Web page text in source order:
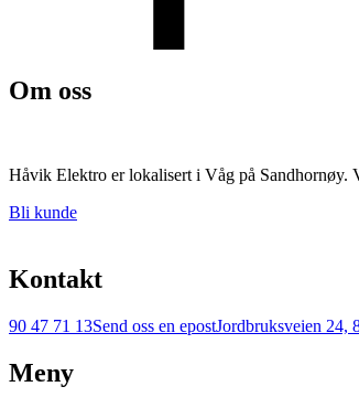
Om oss
Håvik Elektro er lokalisert i Våg på Sandhornøy.
Bli kunde
Kontakt
90 47 71 13Send oss en epostJordbruksveien 24,
Meny